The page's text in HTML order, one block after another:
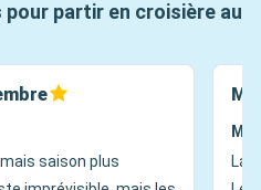
partir en croisière au
saison plus
La